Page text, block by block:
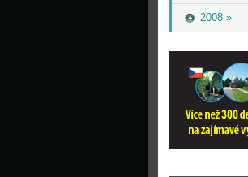
2008 »